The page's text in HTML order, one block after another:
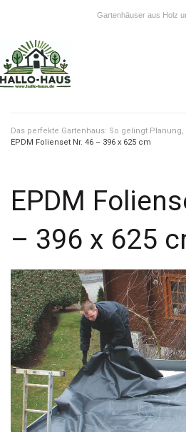
Gartenhäuser aus Holz
Das perfekte Gartenhaus: So gelingt
EPDM Folienset Nr. 46 – 396 x 625 cm
EPDM
– 396 x 625